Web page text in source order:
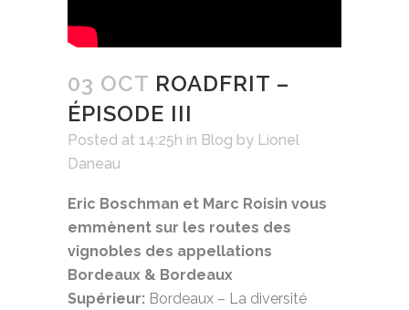
03 OCT ROADFRIT –
ÉPISODE III
Posted at 14:25h in Blog by Lionel
Daneau
Eric Boschman et Marc Roisin vous
emmènent sur les routes des
vignobles des appellations
Bordeaux & Bordeaux
Supérieur: Bordeaux – La diversité